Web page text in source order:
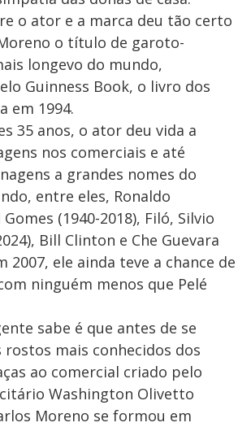
o ator e a marca deu tão certo
o título de garoto-
longevo do mundo,
Guinness Book, o livro dos
em 1994.
35 anos, o ator deu vida a
nos comerciais e até
a grandes nomes do
entre eles, Ronaldo
(1940-2018), Filó, Silvio
Bill Clinton e Che Guevara
2007, ele ainda teve a chance de
ninguém menos que Pelé
sabe é que antes de se
mais conhecidos dos
ao comercial criado pelo
Washington Olivetto
Moreno se formou em